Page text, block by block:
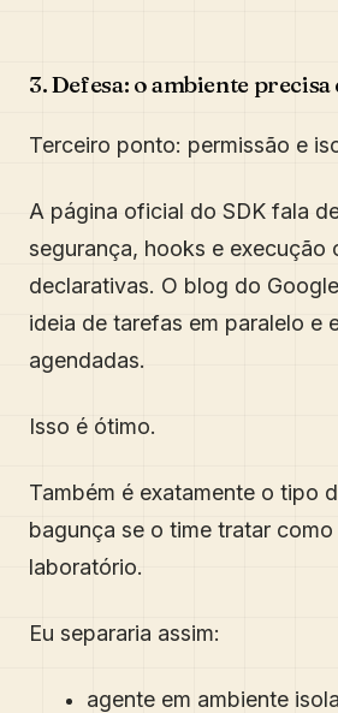
3. Defesa: o ambiente
Terceiro ponto: permissão e
A página oficial do SDK fala
segurança, hooks e execução
declarativas. O blog do
ideia de tarefas em paralelo e
agendadas.
Isso é ótimo.
Também é exatamente o tipo
bagunça se o time tratar
laboratório.
Eu separaria assim:
agente em ambiente